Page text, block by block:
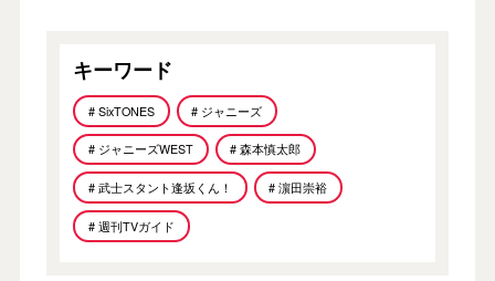
キーワード
# SixTONES # ジャニーズ
# ジャニーズWEST # 森本慎太郎
# 武士スタント逢坂くん！ # 濵田崇裕
# 週刊TVガイド